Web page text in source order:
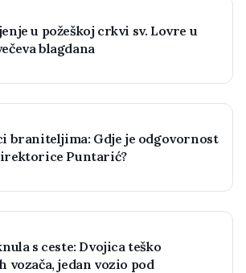
u požeškoj crkvi sv. Lovre u
blagdana
braniteljima: Gdje je odgovornost
Puntarić?
s ceste: Dvojica teško
vozača, jedan vozio pod